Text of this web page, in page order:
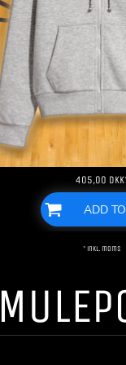
405,00 DKK
ADD
* inkl. moms